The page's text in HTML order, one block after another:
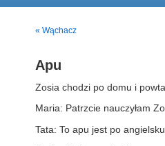
« Wąchacz
Apu
Zosia chodzi po domu i
Maria: Patrzcie nauczyłam
Tata: To apu jest po